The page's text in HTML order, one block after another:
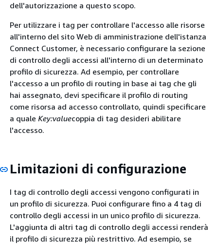
dell'autorizzazione a questo scopo.
Per utilizzare i tag per controllare l'accesso alle risorse
all'interno del sito Web di amministrazione dell'istanza
Connect Customer, è necessario configurare la sezione
di controllo degli accessi all'interno di un determinato
profilo di sicurezza. Ad esempio, per controllare
l'accesso a un profilo di routing in base ai tag che gli
hai assegnato, devi specificare il profilo di routing
come risorsa ad accesso controllato, quindi specificare
a quale Key:valuecoppia di tag desideri abilitare
l'accesso.
Limitazioni di configurazione
I tag di controllo degli accessi vengono configurati in
un profilo di sicurezza. Puoi configurare fino a 4 tag di
controllo degli accessi in un unico profilo di sicurezza.
L'aggiunta di altri tag di controllo degli accessi renderà
il profilo di sicurezza più restrittivo. Ad esempio, se